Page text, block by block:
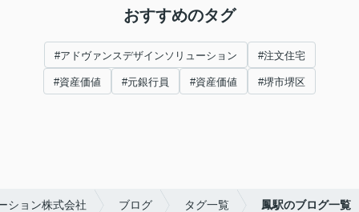
おすすめのタグ
#アドヴァンスデザインソリューション #注文住宅
#資産価値 #元銀行員 #資産価値 #堺市堺区
ション株式会社 ブログ タグ一覧 鳳駅のブログ一覧